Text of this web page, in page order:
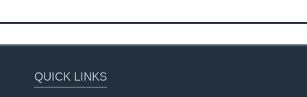
QUICK LINKS